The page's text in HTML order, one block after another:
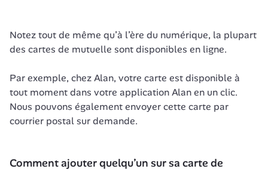
Notez tout de même qu’à l’ère du numérique, la plupart
des cartes de mutuelle sont disponibles en ligne.
Par exemple, chez Alan, votre carte est disponible à
Nous pouvons également envoyer cette carte par
courrier postal sur demande.
Comment ajouter quelqu’un sur sa carte de